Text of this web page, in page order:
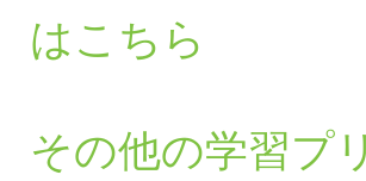
はこちら
その他の学習プ